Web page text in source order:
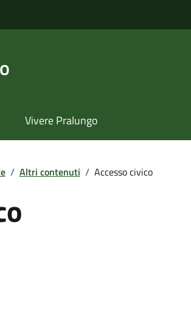
Vivere Pralungo
/ Altri contenuti / Accesso civico